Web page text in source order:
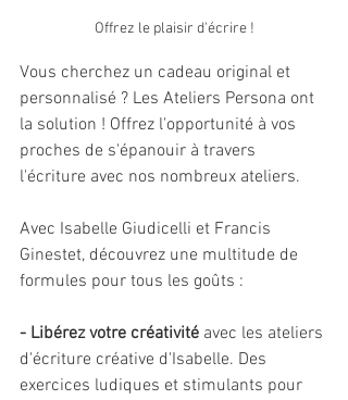
Offrez le plaisir d'écrire !
Vous cherchez un cadeau original et
personnalisé ? Les Ateliers Persona ont
la solution ! Offrez l'opportunité à vos
proches de s'épanouir à travers
l'écriture avec nos nombreux ateliers.
Avec Isabelle Giudicelli et Francis
Ginestet, découvrez une multitude de
formules pour tous les goûts :
- Libérez votre créativité avec les ateliers
d'écriture créative d'Isabelle. Des
exercices ludiques et stimulants pour